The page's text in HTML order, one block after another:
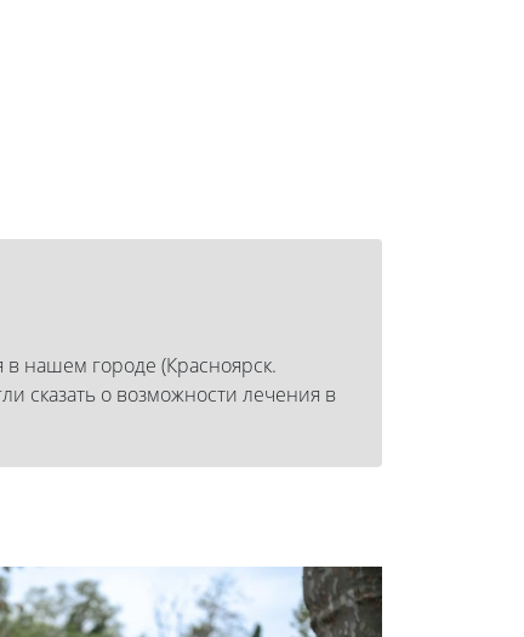
нашем городе (Красноярск.
сказать о возможности лечения в